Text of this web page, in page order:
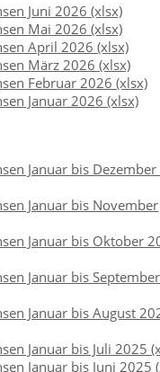
Juni 2026 (xlsx)
Mai 2026 (xlsx)
April 2026 (xlsx)
März 2026 (xlsx)
Februar 2026 (xlsx)
Januar 2026 (xlsx)
Januar bis
Januar bis November
Januar bis Oktober
Januar bis September
Januar bis August
Januar bis Juli 2025
Januar bis Juni 2025